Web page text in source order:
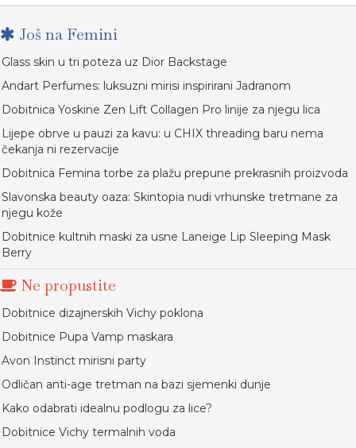
Još na Femini
Glass skin u tri poteza uz Dior Backstage
Andart Perfumes: luksuzni mirisi inspirirani Jadranom
Dobitnica Yoskine Zen Lift Collagen Pro linije za njegu lica
Lijepe obrve u pauzi za kavu: u CHIX threading baru nema
čekanja ni rezervacije
Dobitnica Femina torbe za plažu prepune prekrasnih proizvoda
Slavonska beauty oaza: Skintopia nudi vrhunske tretmane za
njegu kože
Dobitnice kultnih maski za usne Laneige Lip Sleeping Mask
Berry
Ne propustite
Dobitnice dizajnerskih Vichy poklona
Dobitnice Pupa Vamp maskara
Avon Instinct mirisni party
Odličan anti-age tretman na bazi sjemenki dunje
Kako odabrati idealnu podlogu za lice?
Dobitnice Vichy termalnih voda